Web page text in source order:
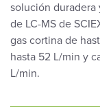
solución duradera
de LC-MS de
gas cortina de
hasta 52 L/min y
L/min.